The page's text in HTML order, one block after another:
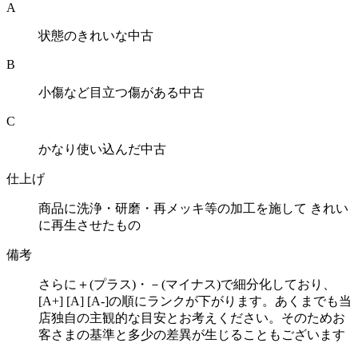
A
状態のきれいな中古
B
小傷など目立つ傷がある中古
C
かなり使い込んだ中古
仕上げ
商品に洗浄・研磨・再メッキ等の加工を施して きれい
に再生させたもの
備考
さらに＋(プラス)・－(マイナス)で細分化しており、
[A+] [A] [A-]の順にランクが下がります。あくまでも当
店独自の主観的な目安とお考えください。そのためお
客さまの基準と多少の差異が生じることもございます